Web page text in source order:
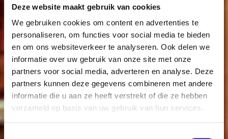
Deze website maakt gebruik van cookies
We gebruiken cookies om content en advertenties te
personaliseren, om functies voor social media te bieden
en om ons websiteverkeer te analyseren. Ook delen we
informatie over uw gebruik van onze site met onze
partners voor social media, adverteren en analyse. Deze
partners kunnen deze gegevens combineren met andere
informatie die u aan ze heeft verstrekt of die ze hebben
verzameld op basis van uw gebruik van hun services.